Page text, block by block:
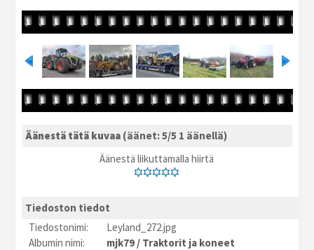
Äänestä tätä kuvaa (äänet: 5/5 1 äänellä)
Äänestä liikuttamalla hiirtä
Tiedoston tiedot
Tiedostonimi:
Leyland_272.jpg
Albumin nimi:
mjk79 / Traktorit ja koneet